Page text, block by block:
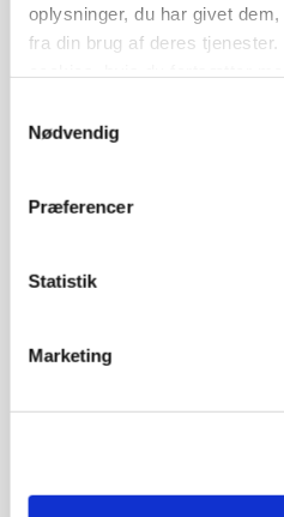
oplysninger, du har givet
fra din brug af deres
Nødvendig
Præferencer
Statistik
Marketing
MARKEDSFOKUS
Prisgab på 20 kroner pr.